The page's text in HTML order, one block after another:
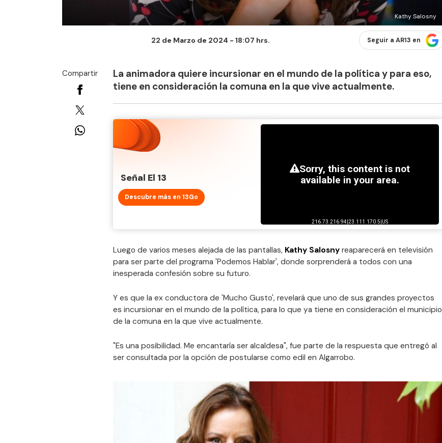
Kathy Salosny
22 de Marzo de 2024 - 18:07 hrs. Seguir a AR13 en
Compartir
La animadora quiere incursionar en el mundo de la política y para eso,
tiene en consideración la comuna en la que vive actualmente.
Señal El 13
Descubre más en 13Go
Luego de varios meses alejada de las pantallas, Kathy Salosny reaparecerá en televisión
para ser parte del programa 'Podemos Hablar', donde sorprenderá a todos con una
inesperada confesión sobre su futuro.
Y es que la ex conductora de 'Mucho Gusto', revelará que uno de sus grandes proyectos
es incursionar en el mundo de la política, para lo que ya tiene en consideración el municipio
de la comuna en la que vive actualmente.
"Es una posibilidad. Me encantaría ser alcaldesa", fue parte de la respuesta que entregó al
ser consultada por la opción de postularse como edil en Algarrobo.